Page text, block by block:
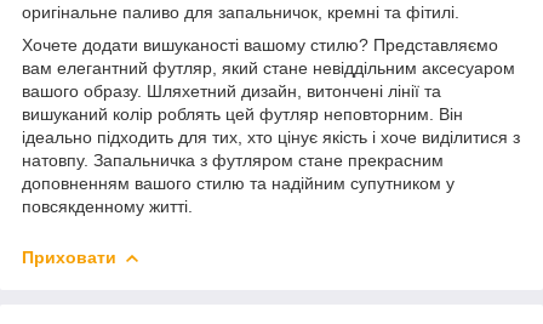
оригінальне паливо для запальничок, кремні та фітилі.
Хочете додати вишуканості вашому стилю? Представляємо
вам елегантний футляр, який стане невіддільним аксесуаром
вашого образу. Шляхетний дизайн, витончені лінії та
вишуканий колір роблять цей футляр неповторним. Він
ідеально підходить для тих, хто цінує якість і хоче виділитися з
натовпу. Запальничка з футляром стане прекрасним
доповненням вашого стилю та надійним супутником у
повсякденному житті.
Приховати